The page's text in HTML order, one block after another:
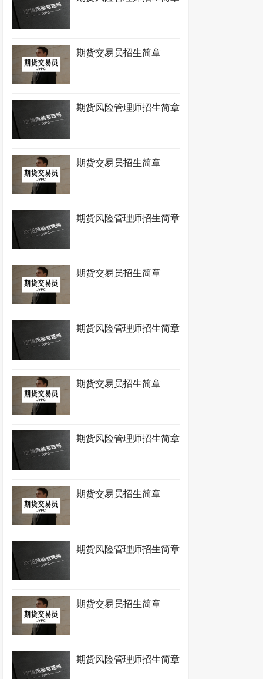
期货交易员招生简章
期货风险管理师招生简章
期货交易员招生简章
期货风险管理师招生简章
期货交易员招生简章
期货风险管理师招生简章
期货交易员招生简章
期货风险管理师招生简章
期货交易员招生简章
期货风险管理师招生简章
期货交易员招生简章
期货风险管理师招生简章